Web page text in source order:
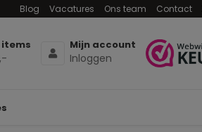
Blog Vacatures Ons team Contact
items Mijn account
Inloggen